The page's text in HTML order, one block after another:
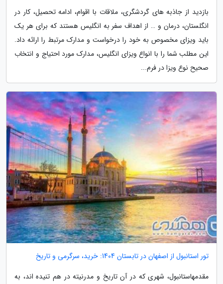
بازدید از جاذبه های گردشگری، ملاقات با اقوام، ادامه تحصیل، کار در
انگلستان، درمان و … از اهداف سفر به انگلیس هستند که برای هر یک
باید ویزای مخصوص به خود را درخواست و مدارک مرتبط را ارائه داد.
این مطلب شما را با انواع ویزای انگلیس، مدارک مورد احتیاج و انتخاب
صحیح نوع ویزا در فرم...
تور استانبول از اصفهان در تابستان 1404: خرید، سرگرمی و تاریخ
مقدمهاستانبول، شهری که در آن تاریخ و مدرنیته در هم تنیده اند، به